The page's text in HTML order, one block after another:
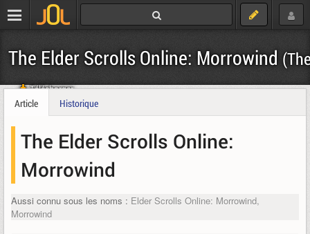
The Elder Scrolls Online: Morrowind
Télécharger
Article
Historique
The Elder Scrolls Online:
Morrowind
Aussi connu sous les noms : Elder Scrolls Online: Morrowind,
Morrowind